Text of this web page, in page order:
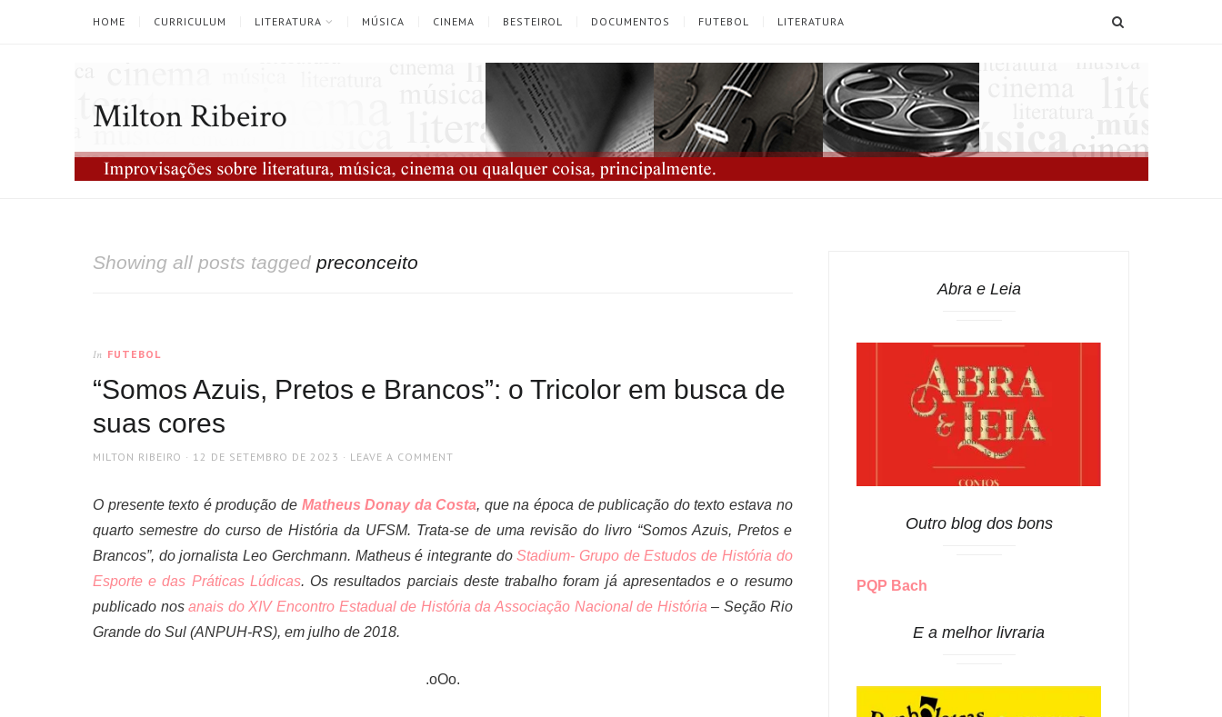
HOME CURRICULUM LITERATURA MÚSICA CINEMA BESTEIROL DOCUMENTOS FUTEBOL LITERATURA
Milton Ribeiro
Showing all posts tagged preconceito
In FUTEBOL
“Somos Azuis, Pretos e Brancos”: o Tricolor em busca de
suas cores
AUTHOR
MILTON RIBEIRO
POSTED
12 DE SETEMBRO DE 2023 LEAVE A COMMENT
O presente texto é produção de Matheus Donay da Costa, que na época de publicação do texto estava no
quarto semestre do curso de História da UFSM. Trata-se de uma revisão do livro “Somos Azuis, Pretos e
Brancos”, do jornalista Leo Gerchmann. Matheus é integrante doStadium- Grupo de Estudos de História do
Esporte e das Práticas Lúdicas. Os resultados parciais deste trabalho foram já apresentados e o resumo
publicado nosanais do XIV Encontro Estadual de História da Associação Nacional de História – Seção Rio
Grande do Sul (ANPUH-RS), em julho de 2018.
.oOo.
Abra e Leia
Outro blog dos bons
PQP Bach
E a melhor livraria